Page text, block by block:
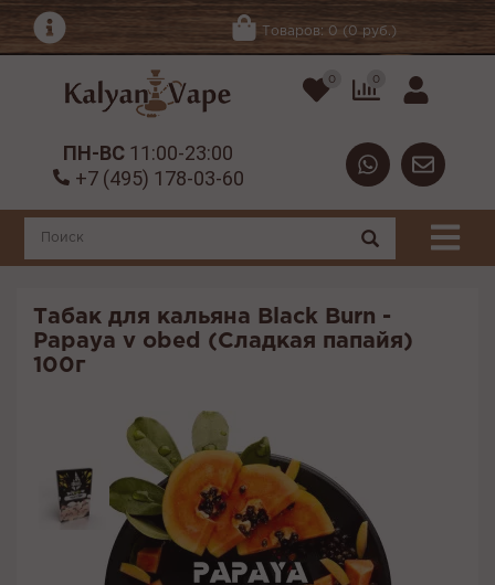
Товаров: 0 (0 руб.)
0 0
ПН-ВС 11:00-23:00
+7 (495) 178-03-60
Табак для кальяна Black Burn -
Papaya v obed (Сладкая папайя)
100г